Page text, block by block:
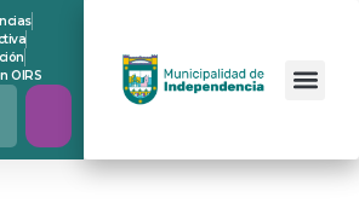
OIRS